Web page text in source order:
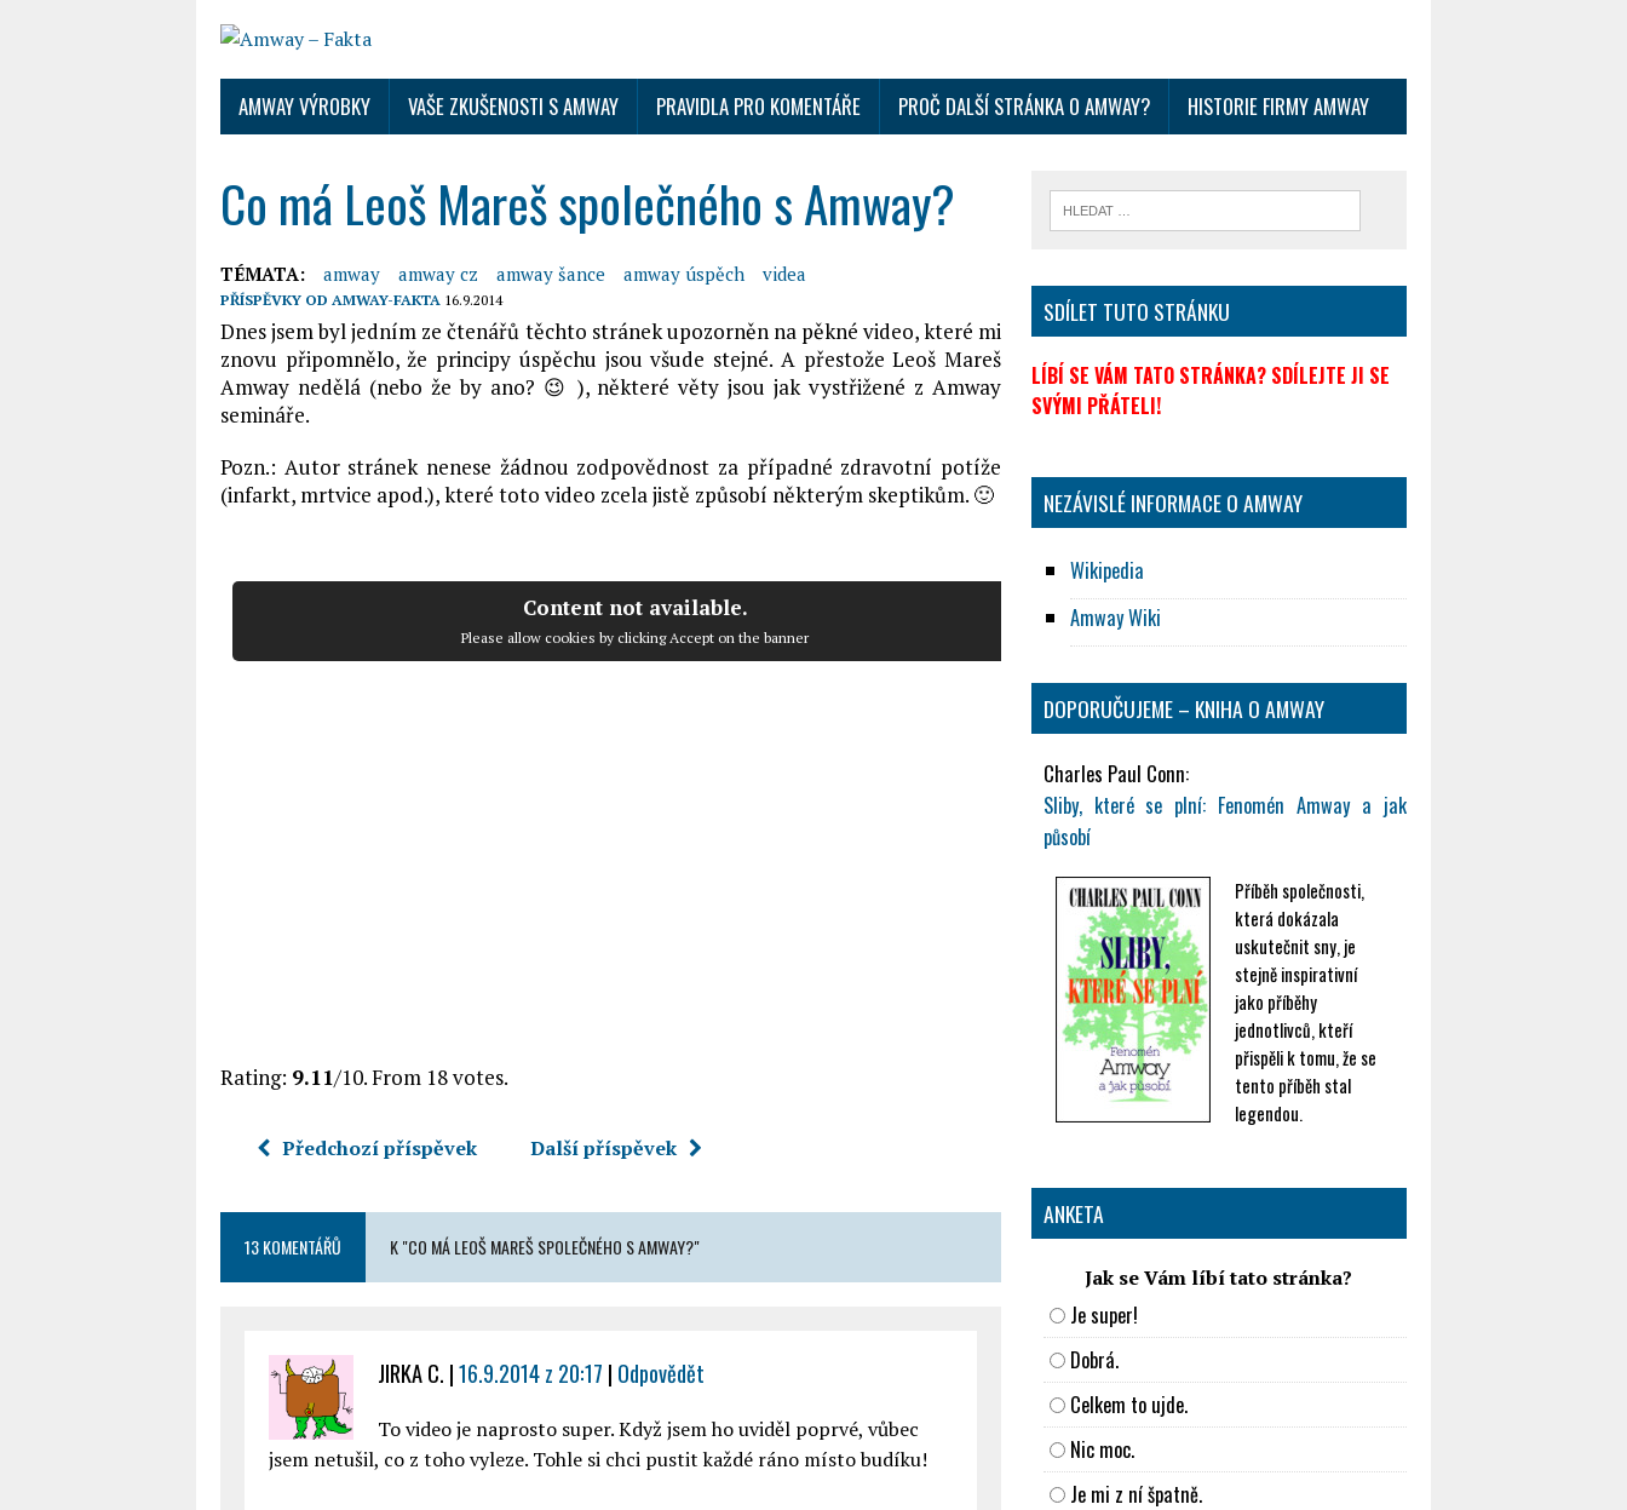
AMWAY VÝROBKY VAŠE ZKUŠENOSTI S AMWAY PRAVIDLA PRO KOMENTÁŘE PROČ DALŠÍ STRÁNKA O AMWAY? HISTORIE FIRMY AMWAY
Co má Leoš Mareš společného s Amway?
TÉMATA: amway amway cz amway šance amway úspěch videa
PŘÍSPĚVKY OD AMWAY-FAKTA 16.9.2014
Dnes jsem byl jedním ze čtenářů těchto stránek upozorněn na pěkné video, které mi
znovu připomnělo, že principy úspěchu jsou všude stejné. A přestože Leoš Mareš
Amway nedělá (nebo že by ano? 😉 ), některé věty jsou jak vystřižené z Amway
semináře.
Pozn.: Autor stránek nenese žádnou zodpovědnost za případné zdravotní potíže
(infarkt, mrtvice apod.), které toto video zcela jistě způsobí některým skeptikům. 🙂
Content not available.
Please allow cookies by clicking Accept on the banner
Rating: 9.11/10. From 18 votes.
Předchozí příspěvek Další příspěvek
13 KOMENTÁŘŮ K "CO MÁ LEOŠ MAREŠ SPOLEČNÉHO S AMWAY?"
JIRKA C. |16.9.2014 z 20:17 | Odpovědět
To video je naprosto super. Když jsem ho uviděl poprvé, vůbec
jsem netušil, co z toho vyleze. Tohle si chci pustit každé ráno místo budíku!
SDÍLET TUTO STRÁNKU
LÍBÍ SE VÁM TATO STRÁNKA? SDÍLEJTE JI SE
SVÝMI PŘÁTELI!
NEZÁVISLÉ INFORMACE O AMWAY
Wikipedia
Amway Wiki
DOPORUČUJEME – KNIHA O AMWAY
Charles Paul Conn:
Sliby, které se plní: Fenomén Amway a jak
působí
Příběh společnosti,
která dokázala
uskutečnit sny, je
stejně inspirativní
jako příběhy
jednotlivců, kteří
přispěli k tomu, že se
tento příběh stal
legendou.
ANKETA
Jak se Vám líbí tato stránka?
Je super!
Dobrá.
Celkem to ujde.
Nic moc.
Je mi z ní špatně.